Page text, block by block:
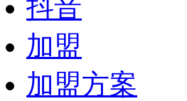
抖音
加盟
加盟方案